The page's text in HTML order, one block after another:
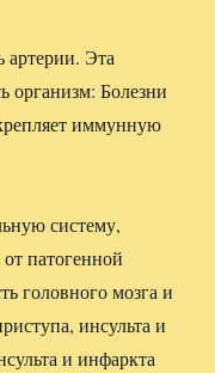
артерии. Эта
организм: Болезни
иммунную
систему,
патогенной
головного мозга и
инсульта и
и инфаркта